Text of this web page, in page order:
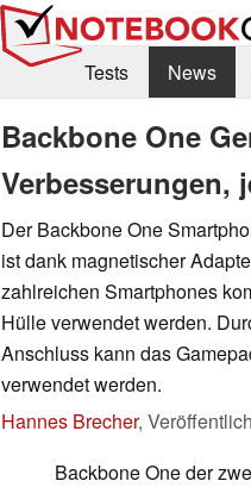
Tests
News
Backbone One
Verbesserungen,
Der Backbone One
ist dank magnetischer
zahlreichen Smartphones
Hülle verwendet werden.
Anschluss kann das
verwendet werden.
Hannes Brecher,
Backbone One der